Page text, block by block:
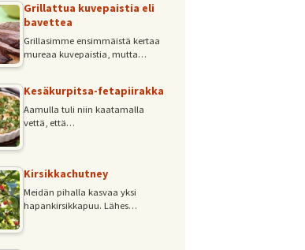
Grillattua kuvepaistia eli
bavettea
Grillasimme ensimmäistä kertaa
mureaa kuvepaistia, mutta…
Kesäkurpitsa-fetapiirakka
Aamulla tuli niin kaatamalla
vettä, että…
Kirsikkachutney
Meidän pihalla kasvaa yksi
hapankirsikkapuu. Lähes…